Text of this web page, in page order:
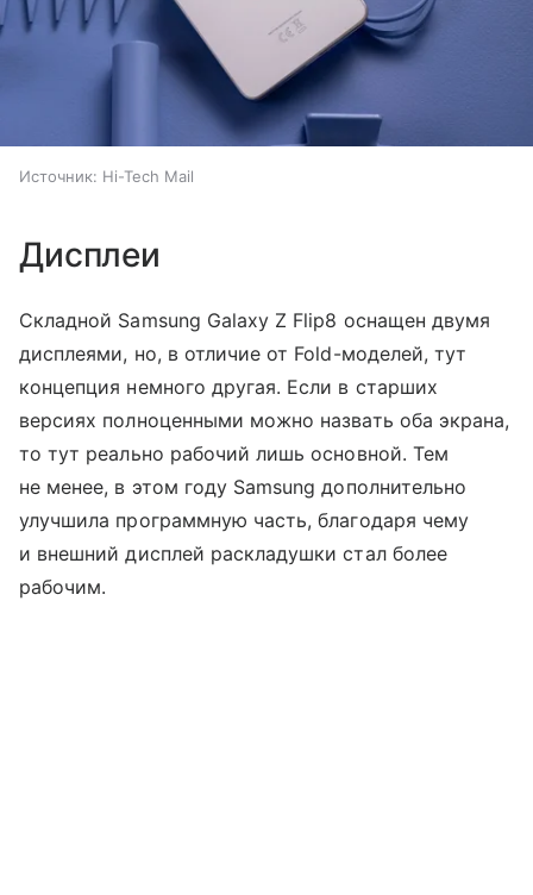
Источник: Hi-Tech Mail
Дисплеи
Складной Samsung Galaxy Z Flip8 оснащен двумя
дисплеями, но, в отличие от Fold-моделей, тут
концепция немного другая. Если в старших
версиях полноценными можно назвать оба экрана,
то тут реально рабочий лишь основной. Тем
не менее, в этом году Samsung дополнительно
улучшила программную часть, благодаря чему
и внешний дисплей раскладушки стал более
рабочим.